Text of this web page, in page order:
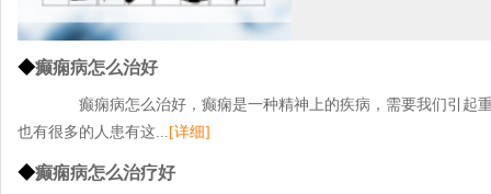
◆癫痫病怎么治好
癫痫病怎么治好，癫痫是一种精神上的疾病，需要我们引起
也有很多的人患有这... [详细]
◆癫痫病怎么治疗好